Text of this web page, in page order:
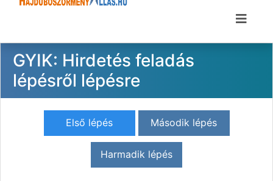
GYIK: Hirdetés feladás
lépésről lépésre
Első lépés Második lépés
Harmadik lépés